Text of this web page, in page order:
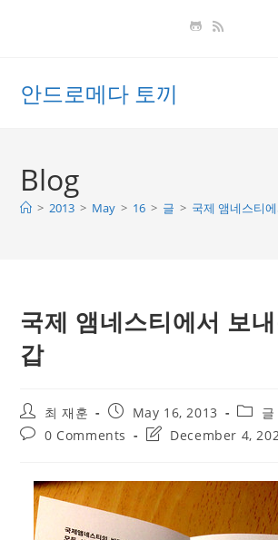
안드로메다 토끼
Blog
> 2013 > May > 16 > 글 > 국제 앰네스티
국제 앰네스티에서 보
갑
Post
author:
최 재훈
Post
published:
May 16, 2013
Post글
Post0 Comments
PostDecember 4,